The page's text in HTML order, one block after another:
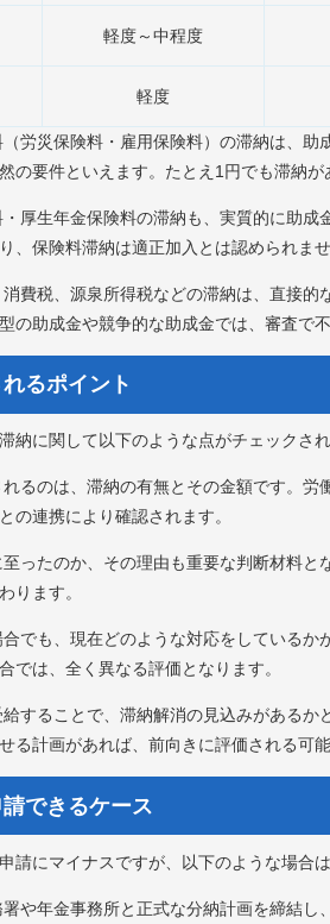
軽度～中程度
軽度
労災保険料・雇用保険料）の滞納は、
の要件といえます。たとえ1円でも滞納が
厚生年金保険料の滞納も、実質的に助
、保険料滞納は適正加入とは認められませ
費税、源泉所得税などの滞納は、直接
の助成金や競争的な助成金では、審査で
るポイント
納に関して以下のような点がチェックされ
れるのは、滞納の有無とその金額です。
の連携により確認されます。
ったのか、その理由も重要な判断材料
ります。
でも、現在どのような対応をしている
では、全く異なる評価となります。
することで、滞納解消の見込みがあるか
る計画があれば、前向きに評価される可能
できるケース
請にマイナスですが、以下のような場合
署や年金事務所と正式な分納計画を締結し